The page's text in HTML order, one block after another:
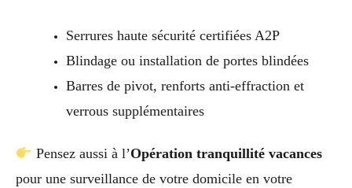
Serrures haute sécurité certifiées A2P
Blindage ou installation de portes blindées
Barres de pivot, renforts anti-effraction et
verrous supplémentaires
Pensez aussi à l’Opération tranquillité vacances
pour une surveillance de votre domicile en votre